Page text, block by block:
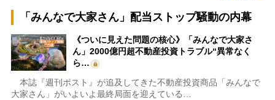
「みんなで大家さん」配当ストップ騒動の内幕
《ついに見えた問題の核心》「みんなで大家さ
ん」2000億円超不動産投資トラブル“異常なく
ら…
本誌『週刊ポスト』が追及してきた不動産投資商品「みんなで
大家さん」がいよいよ最終局面を迎えている…